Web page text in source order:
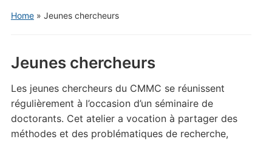
Home» Jeunes chercheurs
Jeunes chercheurs
Les jeunes chercheurs du CMMC se réunissent
régulièrement à l’occasion d’un séminaire de
doctorants. Cet atelier a vocation à partager des
méthodes et des problématiques de recherche,